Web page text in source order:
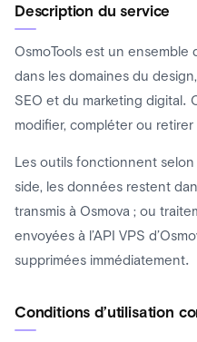
Description du service
OsmoTools est un ensemble
dans les domaines du
SEO et du marketing digital.
modifier, compléter ou
Les outils fonctionnent
side, les données restent
transmis à Osmova ; ou
envoyées à l’API VPS
supprimées immédiatement.
Conditions d’utilisation